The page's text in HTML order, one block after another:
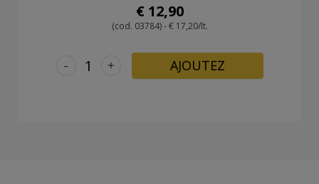
€ 12,90
(cod. 03784) - € 17,20/lt.
+
- AJOUTEZ